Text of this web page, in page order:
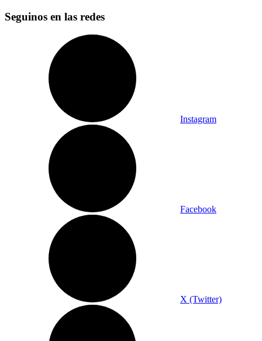
Seguinos en las redes
Instagram
Facebook
X (Twitter)